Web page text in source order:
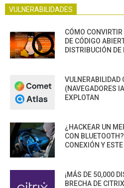
VULNERABILIDADES
CÓMO
DE CÓDIGO
DISTRIBUCIÓN DE
VULNERABILIDAD
(NAVEGADORES
EXPLOTAN
¿HACKEAR UN
CON
CONEXIÓN Y
¡MÁS DE 50,000
BRECHA DE